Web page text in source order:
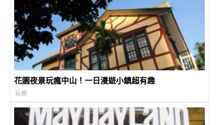
花園夜景玩瘋中山！一日漫遊小鎮超有趣
玩樂